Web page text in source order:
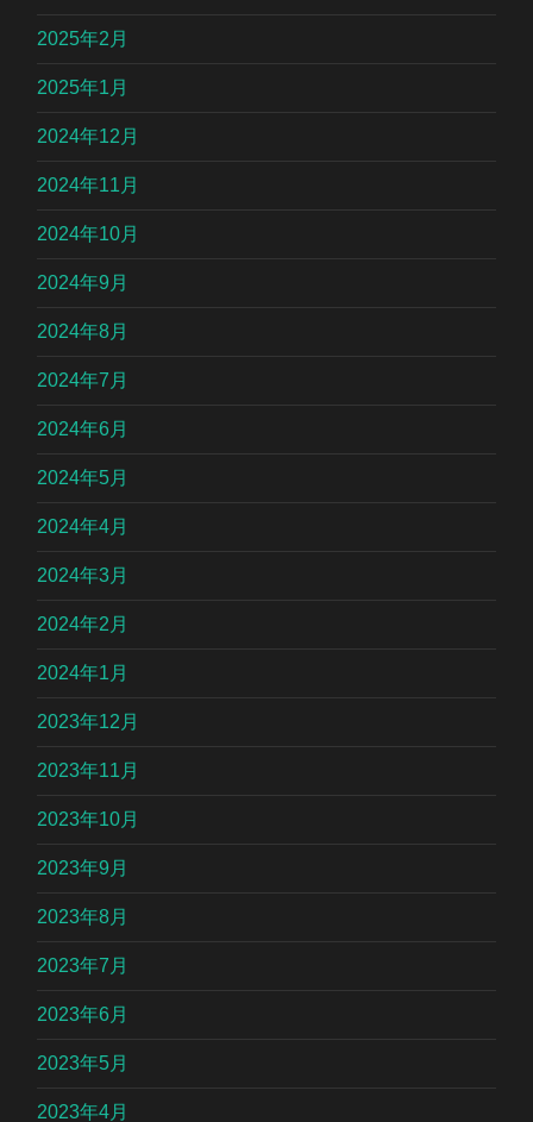
2025年2月
2025年1月
2024年12月
2024年11月
2024年10月
2024年9月
2024年8月
2024年7月
2024年6月
2024年5月
2024年4月
2024年3月
2024年2月
2024年1月
2023年12月
2023年11月
2023年10月
2023年9月
2023年8月
2023年7月
2023年6月
2023年5月
2023年4月